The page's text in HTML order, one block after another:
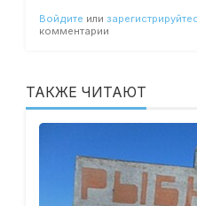
Войдите или
комментарии
ТАКЖЕ ЧИТАЮТ